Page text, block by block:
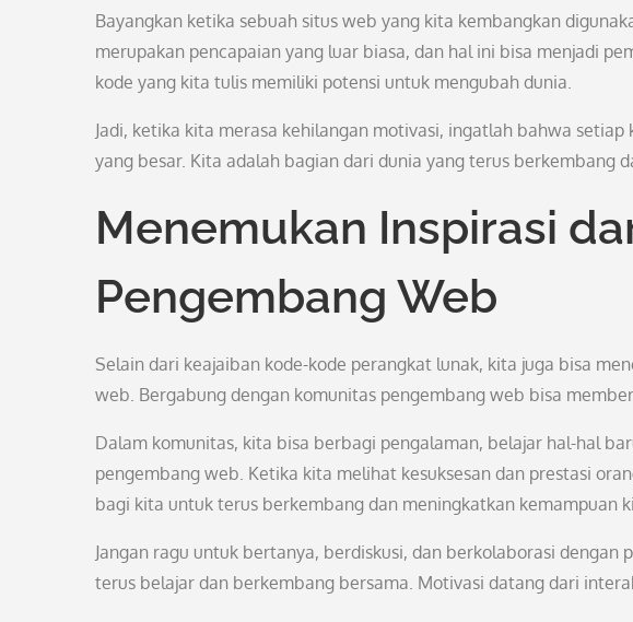
Bayangkan ketika sebuah situs web yang kita kembangkan
merupakan pencapaian yang luar biasa, dan hal ini bisa menjadi
kode yang kita tulis memiliki potensi untuk mengubah dunia.
Jadi, ketika kita merasa kehilangan motivasi, ingatlah bahwa
yang besar. Kita adalah bagian dari dunia yang terus berkembang
Menemukan Inspirasi
Pengembang Web
Selain dari keajaiban kode-kode perangkat lunak, kita juga bisa
web. Bergabung dengan komunitas pengembang web bisa
Dalam komunitas, kita bisa berbagi pengalaman, belajar hal-hal
pengembang web. Ketika kita melihat kesuksesan dan prestasi
bagi kita untuk terus berkembang dan meningkatkan kemampuan
Jangan ragu untuk bertanya, berdiskusi, dan berkolaborasi
terus belajar dan berkembang bersama. Motivasi datang dari